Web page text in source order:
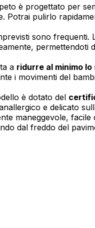
è progettato per
Potrai pulirlo
sono frequenti.
a ridurre al minimo
i movimenti del
è dotato del
e delicato
maneggevole,
dal freddo del
i siti raccogliendo e